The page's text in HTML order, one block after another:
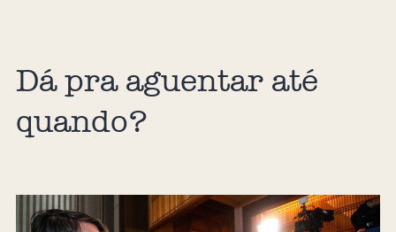
Dá pra aguentar até
quando?